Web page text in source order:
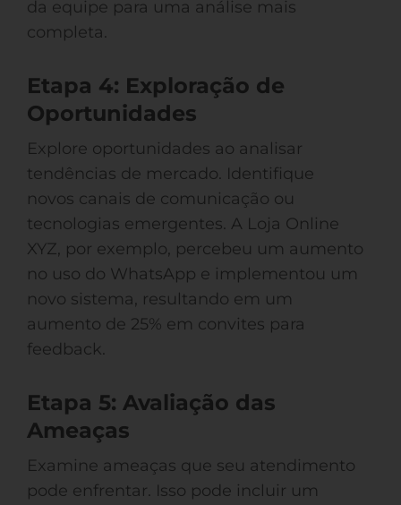
da equipe para uma análise mais
completa.
Etapa 4: Exploração de
Oportunidades
Explore oportunidades ao analisar
tendências de mercado. Identifique
novos canais de comunicação ou
tecnologias emergentes. A Loja Online
XYZ, por exemplo, percebeu um aumento
no uso do WhatsApp e implementou um
novo sistema, resultando em um
aumento de 25% em convites para
feedback.
Etapa 5: Avaliação das
Ameaças
Examine ameaças que seu atendimento
pode enfrentar. Isso pode incluir um